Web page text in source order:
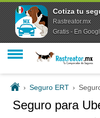
› Seguro ERT ›
Seguro para
Cotiza tu
Rastreator.mx
Gratis - En